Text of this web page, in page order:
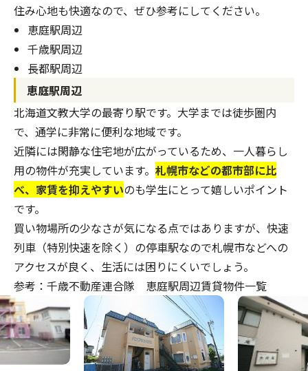
住み心地も快適なので、ぜひ参考にしてください。
恵庭駅周辺
千歳駅周辺
長都駅周辺
恵庭駅周辺
北海道文教大学の最寄り駅です。大学までは徒歩圏内
で、通学に非常に便利な地域です。
近隣には閑静な住宅地が広がっているため、一人暮らし
用の物件が充実しています。 札幌市などの都市部に比
べ、家賃を抑えやすいのも学生にとって嬉しいポイント
です。
買い物場所の少なさが気になる点ではありますが、快速
列車（特別快速を除く）の停車駅なので札幌市などへの
アクセスが良く、生活には困りにくいでしょう。
参考：千歳不動産連合隊 恵庭駅周辺賃貸物件一覧